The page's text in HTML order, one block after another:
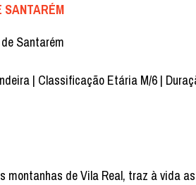
SANTARÉM
Santarém
| Classificação Etária M/6 |
montanhas de Vila Real, traz à vida